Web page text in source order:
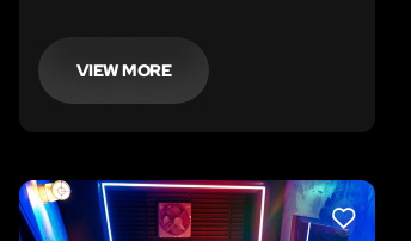
VIEW MORE
LIKE